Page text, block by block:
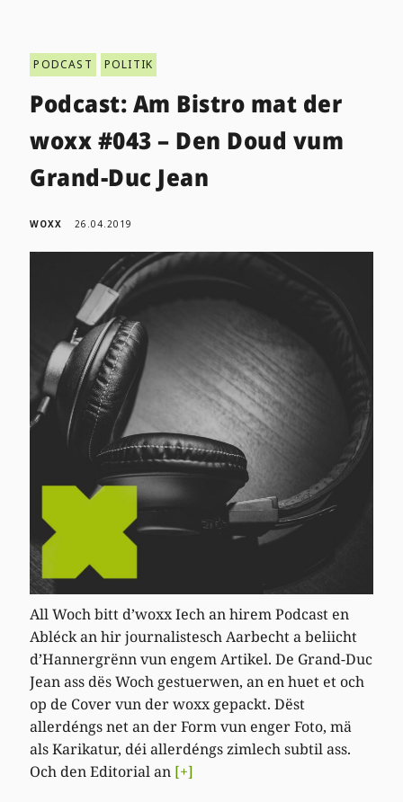
PODCAST POLITIK
Podcast: Am Bistro mat der
woxx #043 – Den Doud vum
Grand-Duc Jean
WOXX 26.04.2019
All Woch bitt d’woxx Iech an hirem Podcast en
Abléck an hir journalistesch Aarbecht a beliicht
d’Hannergrënn vun engem Artikel. De Grand-Duc
Jean ass dës Woch gestuerwen, an en huet et och
op de Cover vun der woxx gepackt. Dëst
allerdéngs net an der Form vun enger Foto, mä
als Karikatur, déi allerdéngs zimlech subtil ass.
Och den Editorial an [+]